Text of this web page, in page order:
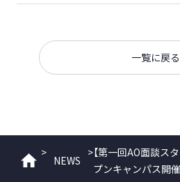
一覧に戻る
ホーム
>
NEWS
>【第一回AO面談ス
プンキャンパス開